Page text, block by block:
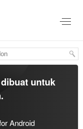
untuk
.
Android